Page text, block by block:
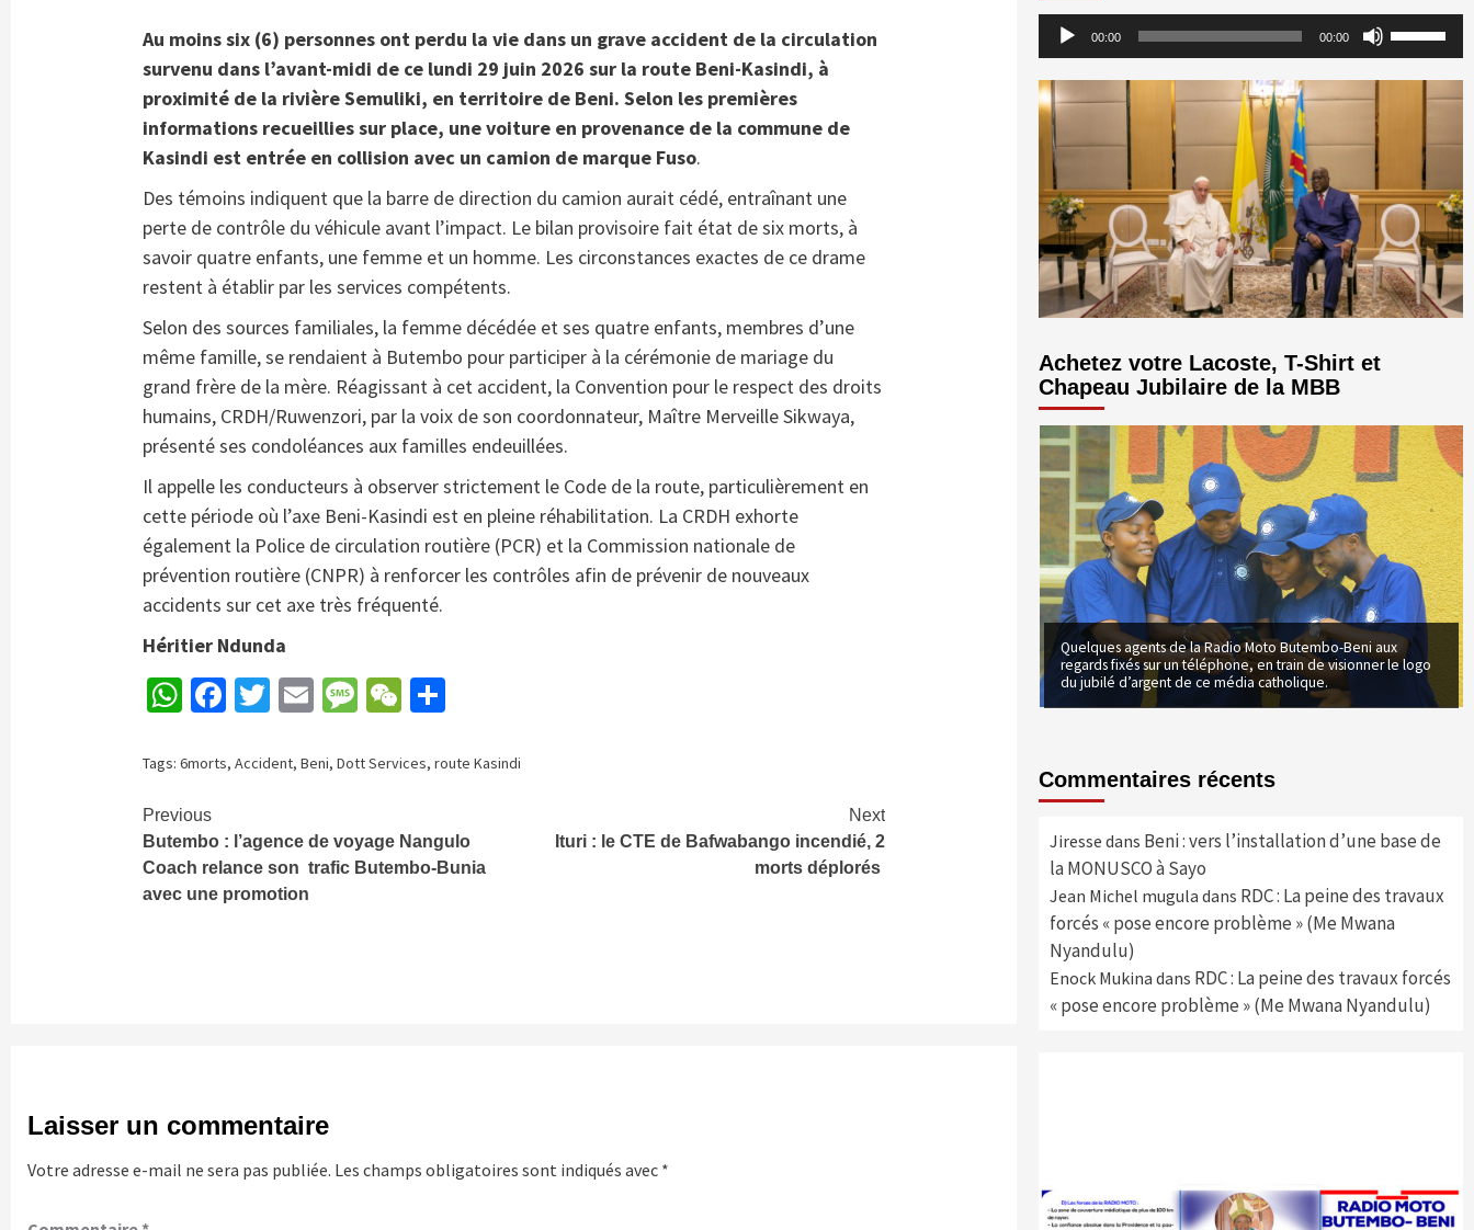
Au moins six (6) personnes ont perdu la vie dans un grave accident de la circulation
survenu dans l’avant-midi de ce lundi 29 juin 2026 sur la route Beni-Kasindi, à
proximité de la rivière Semuliki, en territoire de Beni. Selon les premières
informations recueillies sur place, une voiture en provenance de la commune de
Kasindi est entrée en collision avec un camion de marque Fuso.
Des témoins indiquent que la barre de direction du camion aurait cédé, entraînant une
perte de contrôle du véhicule avant l’impact. Le bilan provisoire fait état de six morts, à
savoir quatre enfants, une femme et un homme. Les circonstances exactes de ce drame
restent à établir par les services compétents.
Selon des sources familiales, la femme décédée et ses quatre enfants, membres d’une
même famille, se rendaient à Butembo pour participer à la cérémonie de mariage du
grand frère de la mère. Réagissant à cet accident, la Convention pour le respect des droits
humains, CRDH/Ruwenzori, par la voix de son coordonnateur, Maître Merveille Sikwaya,
présenté ses condoléances aux familles endeuillées.
Il appelle les conducteurs à observer strictement le Code de la route, particulièrement en
cette période où l’axe Beni-Kasindi est en pleine réhabilitation. La CRDH exhorte
également la Police de circulation routière (PCR) et la Commission nationale de
prévention routière (CNPR) à renforcer les contrôles afin de prévenir de nouveaux
accidents sur cet axe très fréquenté.
Héritier Ndunda
WhatsApp
Facebook
Twitter
EmailMessage
WeChat
Tags:6morts,Accident,Beni,Dott Services,route Kasindi
Continue
Reading
Previous
Butembo : l’agence de voyage Nangulo
Coach relance son trafic Butembo-Bunia
avec une promotion
Next
Ituri : le CTE de Bafwabango incendié, 2
morts déplorés
Laisser un commentaire
Votre adresse e-mail ne sera pas publiée. Les champs obligatoires sont indiqués avec *
Lecteur
audio
00:00 00:00
flèches
haut/bas
augmenter
diminuer
le
volume.
Achetez votre Lacoste, T-Shirt et
Chapeau Jubilaire de la MBB
Quelques agents de la Radio Moto Butembo-Beni aux
regards fixés sur un téléphone, en train de visionner le logo
du jubilé d’argent de ce média catholique.
Commentaires récents
Jiresse dans Beni : vers l’installation d’une base de
la MONUSCO à Sayo
Jean Michel mugula dans RDC : La peine des travaux
forcés « pose encore problème » (Me Mwana
Nyandulu)
Enock Mukina dans RDC : La peine des travaux forcés
« pose encore problème » (Me Mwana Nyandulu)